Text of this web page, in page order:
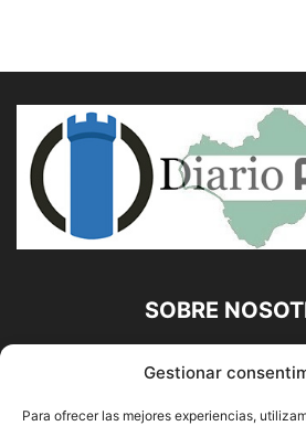
Gestionar
Para ofrecer las mejores experiencias,
SOBRE
Diario Alhaurín
Francisco E. López López | 639
Alhaurín de la Torre,